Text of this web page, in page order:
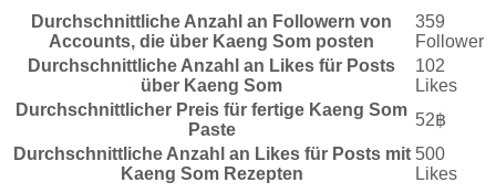
Durchschnittliche Anzahl an Followern von
Accounts, die über Kaeng Som posten
359
Follower
Durchschnittliche Anzahl an Likes für Posts
über Kaeng Som
102
Likes
Durchschnittlicher Preis für fertige Kaeng Som
Paste
52฿
Durchschnittliche Anzahl an Likes für Posts mit
Kaeng Som Rezepten
500
Likes